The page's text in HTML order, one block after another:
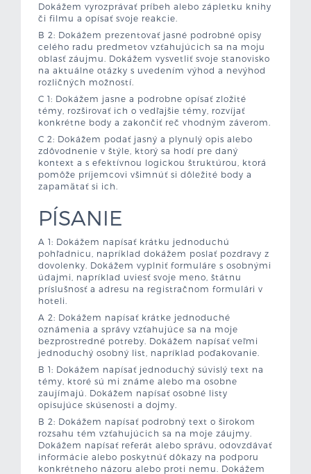
Dokážem vyrozprávať príbeh alebo zápletku knihy
či filmu a opísať svoje reakcie.
B 2: Dokážem prezentovať jasné podrobné opisy
celého radu predmetov vzťahujúcich sa na moju
oblasť záujmu. Dokážem vysvetliť svoje stanovisko
na aktuálne otázky s uvedením výhod a nevýhod
rozličných možností.
C 1: Dokážem jasne a podrobne opísať zložité
témy, rozširovať ich o vedľajšie témy, rozvíjať
konkrétne body a zakončiť reč vhodným záverom.
C 2: Dokážem podať jasný a plynulý opis alebo
zdôvodnenie v štýle, ktorý sa hodí pre daný
kontext a s efektívnou logickou štruktúrou, ktorá
pomôže príjemcovi všimnúť si dôležité body a
zapamätať si ich.
PÍSANIE
A 1: Dokážem napísať krátku jednoduchú
pohľadnicu, napríklad dokážem poslať pozdravy z
dovolenky. Dokážem vyplniť formuláre s osobnými
údajmi, napríklad uviesť svoje meno, štátnu
príslušnosť a adresu na registračnom formulári v
hoteli.
A 2: Dokážem napísať krátke jednoduché
oznámenia a správy vzťahujúce sa na moje
bezprostredné potreby. Dokážem napísať veľmi
jednoduchý osobný list, napríklad poďakovanie.
B 1: Dokážem napísať jednoduchý súvislý text na
témy, ktoré sú mi známe alebo ma osobne
zaujímajú. Dokážem napísať osobné listy
opisujúce skúsenosti a dojmy.
B 2: Dokážem napísať podrobný text o širokom
rozsahu tém vzťahujúcich sa na moje záujmy.
Dokážem napísať referát alebo správu, odovzdávať
informácie alebo poskytnúť dôkazy na podporu
konkrétneho názoru alebo proti nemu. Dokážem